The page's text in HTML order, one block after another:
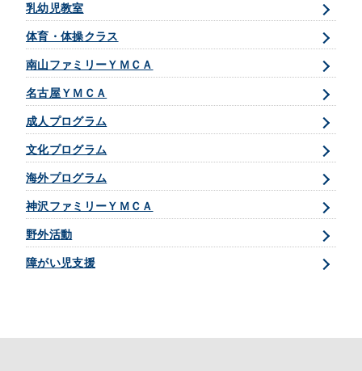
乳幼児教室
体育・体操クラス
南山ファミリーＹＭＣＡ
名古屋ＹＭＣＡ
成人プログラム
文化プログラム
海外プログラム
神沢ファミリーＹＭＣＡ
野外活動
障がい児支援